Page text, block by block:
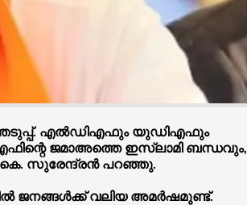
എൽഡിഎഫും യുഡിഎഫും
ജമാഅത്തെ ഇസ്ലാമി ബന്ധവും,
കെ. സുരേന്ദ്രൻ പറഞ്ഞു.
ജനങ്ങൾക്ക് വലിയ അമർഷമുണ്ട്.